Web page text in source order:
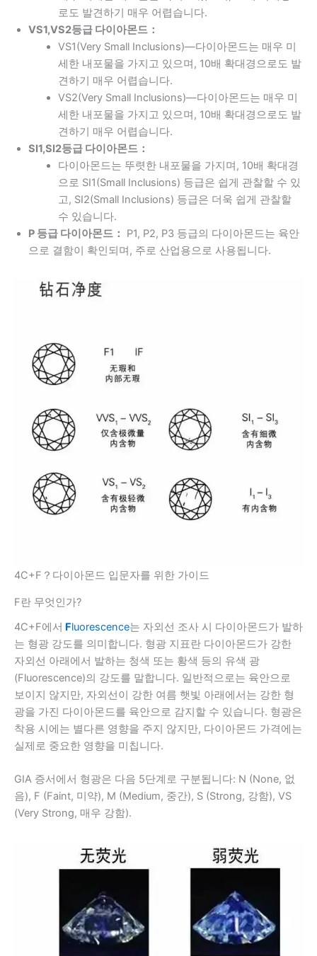
로도 발견하기 매우 어렵습니다.
VS1,VS2등급 다이아몬드：
VS1(Very Small Inclusions)—다이아몬드는 매우 미
세한 내포물을 가지고 있으며, 10배 확대경으로도 발
견하기 매우 어렵습니다.
VS2(Very Small Inclusions)—다이아몬드는 매우 미
세한 내포물을 가지고 있으며, 10배 확대경으로도 발
견하기 매우 어렵습니다.
SI1,SI2등급 다이아몬드：
다이아몬드는 뚜렷한 내포물을 가지며, 10배 확대경
으로 SI1(Small Inclusions) 등급은 쉽게 관찰할 수 있
고, SI2(Small Inclusions) 등급은 더욱 쉽게 관찰할
수 있습니다.
P 등급 다이아몬드：
P1, P2, P3 등급의 다이아몬드는 육안
으로 결함이 확인되며, 주로 산업용으로 사용됩니다.
4C+F？다이아몬드 입문자를 위한 가이드
F란 무엇인가?
4C+F에서 Fluorescence는 자외선 조사 시 다이아몬드가 발하
는 형광 강도를 의미합니다. 형광 지표란 다이아몬드가 강한
자외선 아래에서 발하는 청색 또는 황색 등의 유색 광
(Fluorescence)의 강도를 말합니다. 일반적으로는 육안으로
보이지 않지만, 자외선이 강한 여름 햇빛 아래에서는 강한 형
광을 가진 다이아몬드를 육안으로 감지할 수 있습니다. 형광은
착용 시에는 별다른 영향을 주지 않지만, 다이아몬드 가격에는
실제로 중요한 영향을 미칩니다.
GIA 증서에서 형광은 다음 5단계로 구분됩니다: N (None, 없
음), F (Faint, 미약), M (Medium, 중간), S (Strong, 강함), VS
(Very Strong, 매우 강함).